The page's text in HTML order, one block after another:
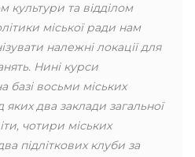
культури та відділом
міської ради нам
належні локації для
Нині курси
базі восьми міських
яких два заклади загальної
чотири міських
підліткових клуби за